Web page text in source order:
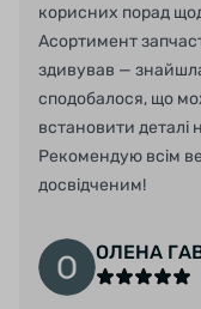
корисних порад
Асортимент
здивував —
сподобалося, що
встановити деталі
Рекомендую всім
досвідченим!
ОЛЕНА